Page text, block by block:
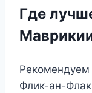
Где
Рекомендуем
Флик-ан-